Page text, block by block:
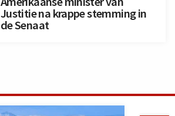
Justitie na krappe stemming in
de Senaat